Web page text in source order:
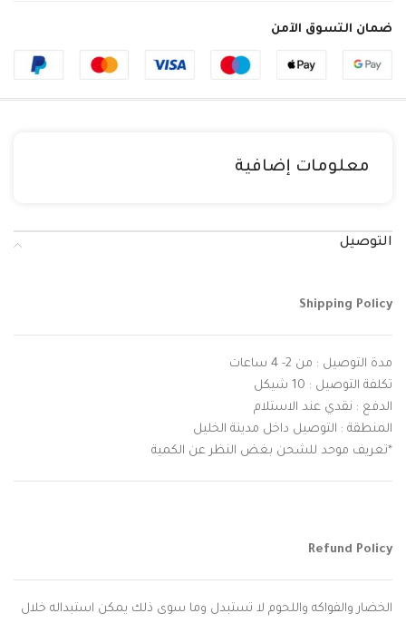
ضمان التسوق الآمن
معلومات إضافية
التوصيل
Shipping Policy
مدة التوصيل : من 2- 4 ساعات
تكلفة التوصيل : 10 شيكل
الدفع : نقدي عند الاستلام
المنطقة : التوصيل داخل مدينة الخليل
*تعريف موحد للشحن بغض النظر عن الكمية
Refund Policy
الخضار والفواكه واللحوم لا تستبدل وما سوى ذلك يمكن استبداله خلال